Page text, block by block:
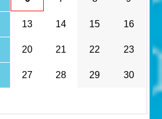
13 14 15 16
20 21 22 23
27 28 29 30